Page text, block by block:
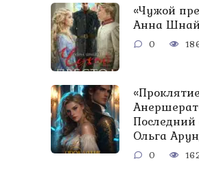
«Чужой
Анна
0
«Проклятие
Ольга
0